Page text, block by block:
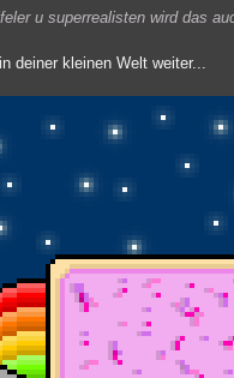
u superrealisten wird das
deiner kleinen Welt weiter...